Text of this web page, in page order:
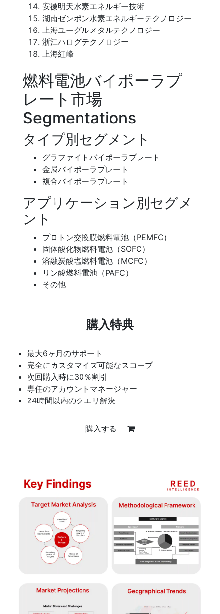
安徽明天水素エネルギー技術
湖南ゼンポン水素エネルギーテクノロジー
上海ユーグルメタルテクノロジー
浙江ハログテクノロジー
上海紅峰
燃料電池バイポーラプ
レート市場
Segmentations
タイプ別セグメント
グラファイトバイポーラプレート
金属バイポーラプレート
複合バイポーラプレート
アプリケーション別セグメ
ント
プロトン交換膜燃料電池（PEMFC）
固体酸化物燃料電池（SOFC）
溶融炭酸塩燃料電池（MCFC）
リン酸燃料電池（PAFC）
その他
購入特典
最大6ヶ月のサポート
完全にカスタマイズ可能なスコープ
次回購入時に30％割引
専任のアカウントマネージャー
24時間以内のクエリ解決
購入する